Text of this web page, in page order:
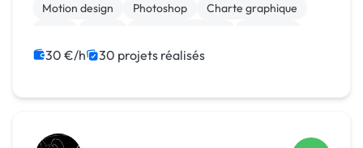
Motion design
Photoshop
Charte graphique
Boutons
30 €/h 30 projets réalisés